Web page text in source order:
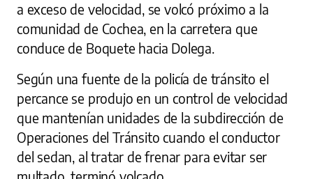
a exceso de velocidad, se volcó próximo a la
comunidad de Cochea, en la carretera que
conduce de Boquete hacia Dolega.
Según una fuente de la policía de tránsito el
percance se produjo en un control de velocidad
que mantenían unidades de la subdirección de
Operaciones del Tránsito cuando el conductor
del sedan, al tratar de frenar para evitar ser